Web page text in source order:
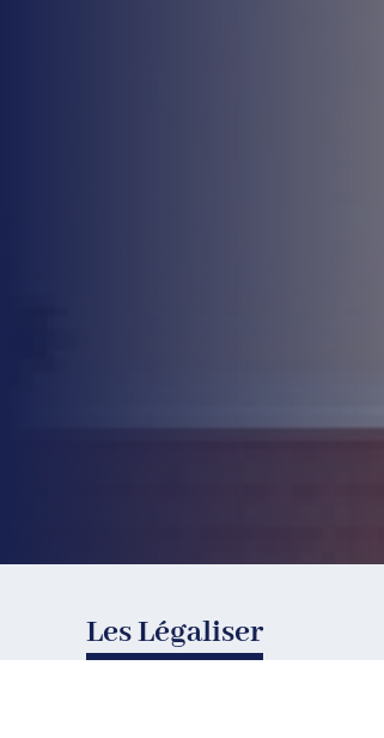
Les Légaliser